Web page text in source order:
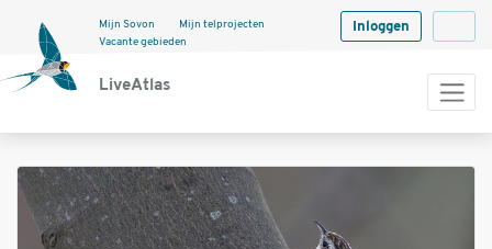
LiveAtlas
Mijn Sovon
Mijn telprojecten
Vacante gebieden
Inloggen